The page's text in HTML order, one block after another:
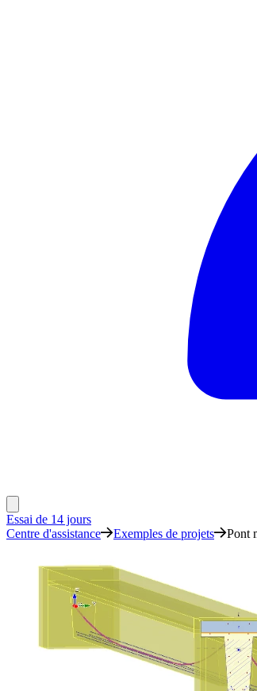
Essai de 14 jours
Centre d'assistance
Exemples de projets Pont